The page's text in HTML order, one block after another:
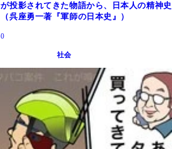
投影されてきた物語から、日本人の精神史
呉座勇一著『軍師の日本史』）
社会